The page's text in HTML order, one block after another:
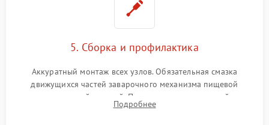
5. Сборка и профилактика
Аккуратный монтаж всех узлов. Обязательная смазка
движущихся частей заварочного механизма пищевой
силиконовой смазкой. Проведение программной
декальцинации и очистки системы от кофейных масел.
Подробнее